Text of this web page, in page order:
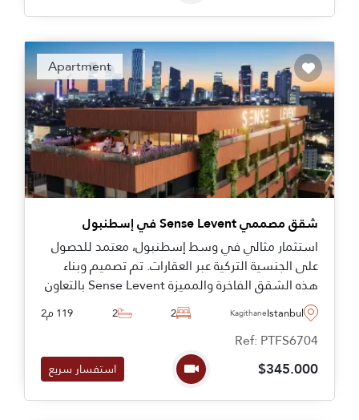
Apartment
شقق مصممي Sense Levent في إسطنبول
استثمار مثالي في وسط إسطنبول، معتمد للحصول
على الجنسية التركية عبر العقارات. تم تصميم وبناء
هذه الشقق الفاخرة والمميزة Sense Levent بالتعاون
مع Designer Turkey والمكتب المعماري الحائز على
وسط إسطنبول.
Istanbul
Kagithane
2
2 119 م2
Ref: PTFS6704
$345.000 استفسار سريع